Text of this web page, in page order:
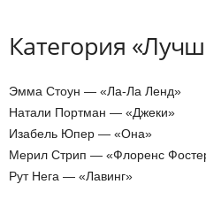
Категория
Эмма Стоун — «Ла-Ла Ленд»
Натали Портман — «Джеки»
Изабель Юпер — «Она»
Мерил Стрип — «Флоренс
Рут Нега — «Лавинг»